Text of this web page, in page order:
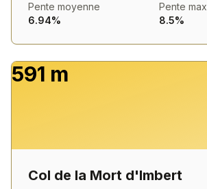
Pente moyenne
6.94%
Pente max
8.5%
591 m
Col de la Mort d'Imbert